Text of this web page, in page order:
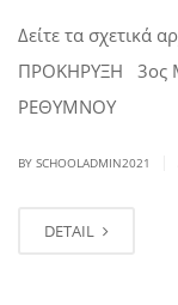
Δείτε τα σχετικά
ΠΡΟΚΗΡΥΞΗ 3ος
ΡΕΘΥΜΝΟΥ
BY SCHOOLADMIN2021
DETAIL